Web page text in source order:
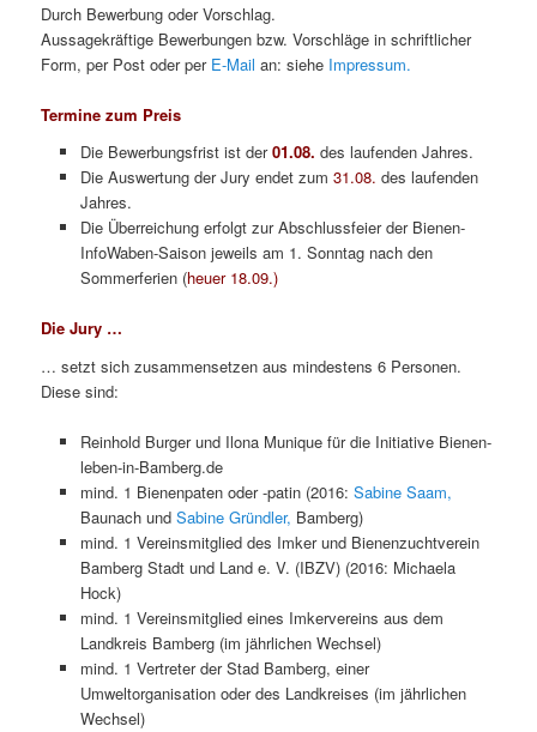
Durch Bewerbung oder Vorschlag.
Aussagekräftige Bewerbungen bzw. Vorschläge in schriftlicher
Form, per Post oder per E-Mail an: siehe Impressum.
Termine zum Preis
Die Bewerbungsfrist ist der01.08. des laufenden Jahres.
Die Auswertung der Jury endet zum 31.08. des laufenden
Jahres.
Die Überreichung erfolgt zur Abschlussfeier der Bienen-
InfoWaben-Saison jeweils am 1. Sonntag nach den
Sommerferien (heuer 18.09.)
Die Jury …
… setzt sich zusammensetzen aus mindestens 6 Personen.
Diese sind:
Reinhold Burger und Ilona Munique für die Initiative Bienen-
leben-in-Bamberg.de
mind. 1 Bienenpaten oder -patin (2016: Sabine Saam,
Baunach und Sabine Gründler, Bamberg)
mind. 1 Vereinsmitglied des Imker und Bienenzuchtverein
Bamberg Stadt und Land e. V. (IBZV) (2016: Michaela
Hock)
mind. 1 Vereinsmitglied eines Imkervereins aus dem
Landkreis Bamberg (im jährlichen Wechsel)
mind. 1 Vertreter der Stad Bamberg, einer
Umweltorganisation oder des Landkreises (im jährlichen
Wechsel)